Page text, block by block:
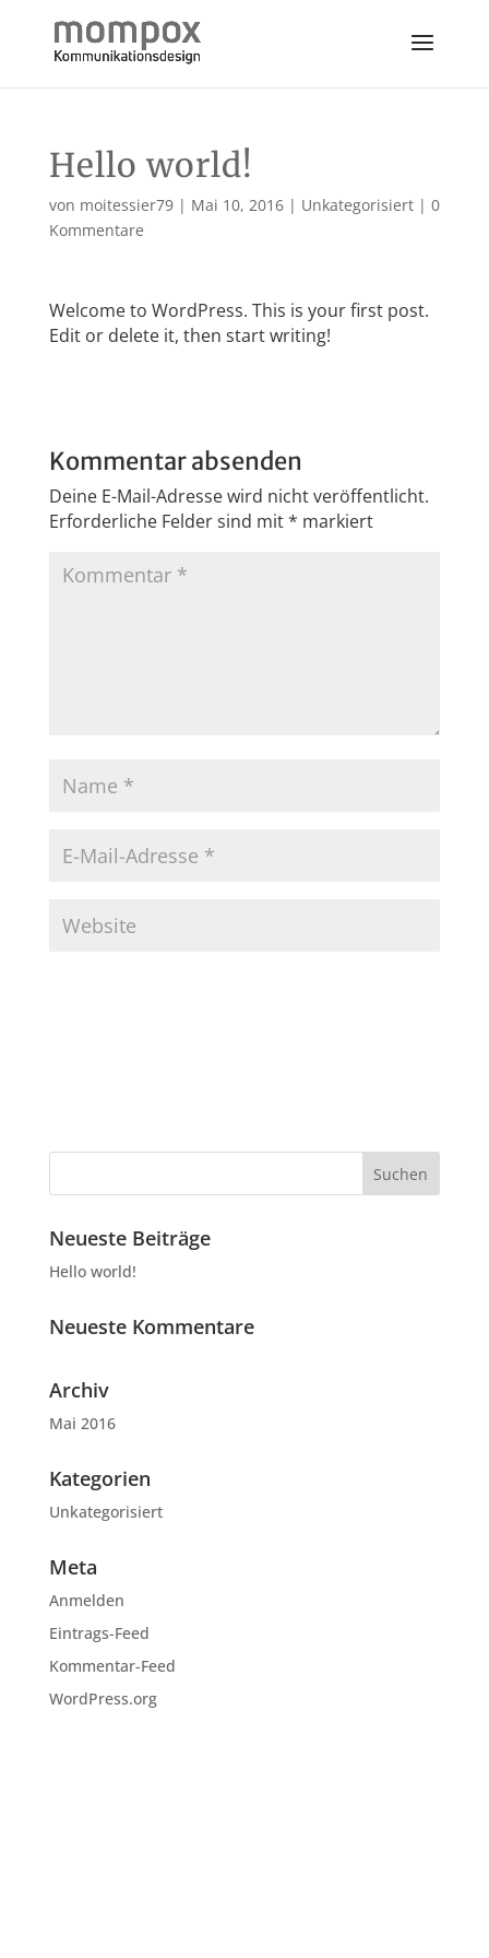
Hello world!
von moitessier79| Mai 10, 2016| Unkategorisiert| 0
Kommentare
Welcome to WordPress. This is your first post.
Edit or delete it, then start writing!
Kommentar absenden
Deine E-Mail-Adresse wird nicht veröffentlicht.
Erforderliche Felder sind mit* markiert
Neueste Beiträge
Hello world!
Neueste Kommentare
Archiv
Mai 2016
Kategorien
Unkategorisiert
Meta
Anmelden
Eintrags-Feed
Kommentar-Feed
WordPress.org